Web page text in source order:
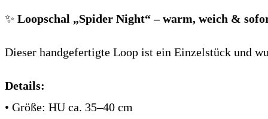
sofort
35–
40
✨ Loopschal „Spider Night“ – warm, weich &
Dieser handgefertigte Loop ist ein Einzelstück und
Details:
• Größe: HU ca. 35–40 cm